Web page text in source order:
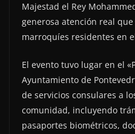
Majestad el Rey
generosa atención real
marroquíes residentes en
El evento tuvo lugar en el
Ayuntamiento de
de servicios consulares a
comunidad, incluyendo
pasaportes biométricos,